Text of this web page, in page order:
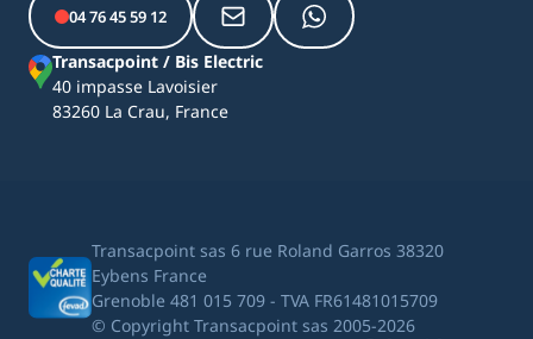
04 76 45 59 12
Transacpoint / Bis Electric
40 impasse Lavoisier
83260 La Crau, France
Transacpoint sas 6 rue Roland Garros 38320
Eybens France
Grenoble 481 015 709 - TVA FR61481015709
© Copyright Transacpoint sas 2005-2026